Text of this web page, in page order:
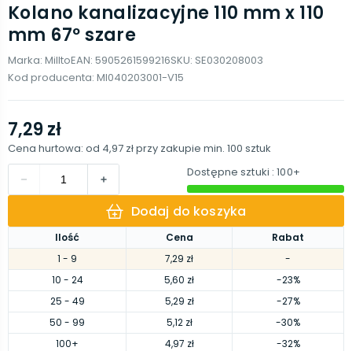
Kolano kanalizacyjne 110 mm x 110
mm 67º szare
Marka: MilltoEAN: 5905261599216SKU: SE030208003
Kod producenta: MI040203001-V15
Ilość Cena
Rabat
1 - 9 7,29 zł
-
10 - 24 5,60 zł
-23%
25 - 49 5,29 zł
-27%
50 - 99 5,12 zł
-30%
100+ 4,97 zł -32%
7,29 zł
Cena hurtowa: od 4,97 złprzy zakupie min. 100 sztuk
Dostępne sztuki : 100+
Dodaj do koszyka